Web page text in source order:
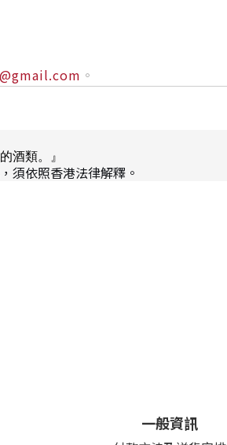
。
酒類。』
須依照香港法律解釋。
一般資訊